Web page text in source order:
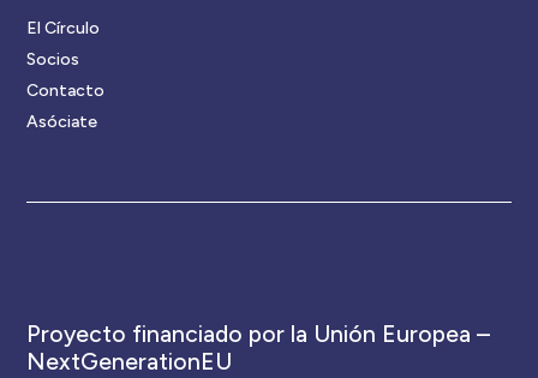
El Círculo
Socios
Contacto
Asóciate
Proyecto financiado por la Unión Europea –
NextGenerationEU